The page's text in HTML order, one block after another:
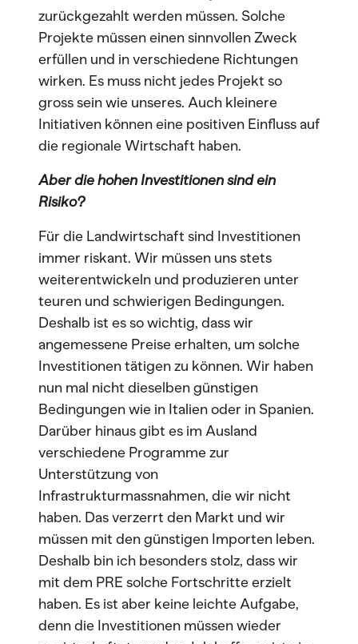
zurückgezahlt werden müssen. Solche
Projekte müssen einen sinnvollen Zweck
erfüllen und in verschiedene Richtungen
wirken. Es muss nicht jedes Projekt so
gross sein wie unseres. Auch kleinere
Initiativen können eine positiven Einfluss auf
die regionale Wirtschaft haben.
Aber die hohen Investitionen sind ein
Risiko?
Für die Landwirtschaft sind Investitionen
immer riskant. Wir müssen uns stets
weiterentwickeln und produzieren unter
teuren und schwierigen Bedingungen.
Deshalb ist es so wichtig, dass wir
angemessene Preise erhalten, um solche
Investitionen tätigen zu können. Wir haben
nun mal nicht dieselben günstigen
Bedingungen wie in Italien oder in Spanien.
Darüber hinaus gibt es im Ausland
verschiedene Programme zur
Unterstützung von
Infrastrukturmassnahmen, die wir nicht
haben. Das verzerrt den Markt und wir
müssen mit den günstigen Importen leben.
Deshalb bin ich besonders stolz, dass wir
mit dem PRE solche Fortschritte erzielt
haben. Es ist aber keine leichte Aufgabe,
denn die Investitionen müssen wieder